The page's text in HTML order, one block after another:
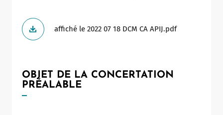
affiché le 2022 07 18 DCM CA APIJ.pdf
OBJET DE LA CONCERTATION
PRÉALABLE